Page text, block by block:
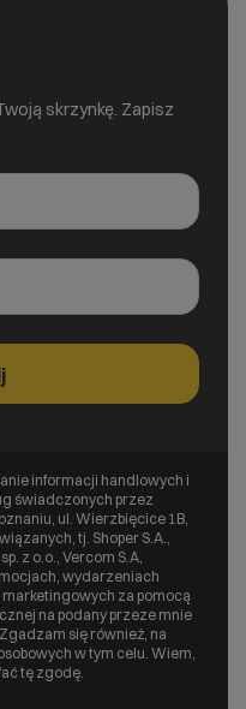
skrzynkę. Zapisz
informacji handlowych i
świadczonych przez
ul. Wierzbięcice 1B,
tj. Shoper S.A.,
z o.o., Vercom S.A,
wydarzeniach
za pomocą
na podany przeze mnie
się również, na
w tym celu. Wiem,
tę zgodę.